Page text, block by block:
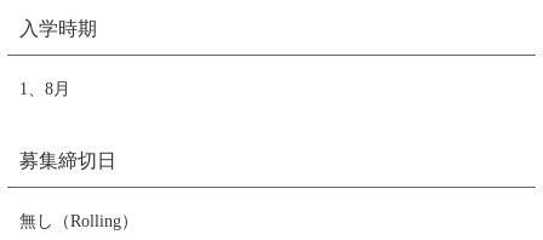
入学時期
1、8月
募集締切日
無し（Rolling）